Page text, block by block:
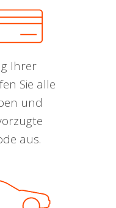
Ihrer
Sie alle
und
aus.